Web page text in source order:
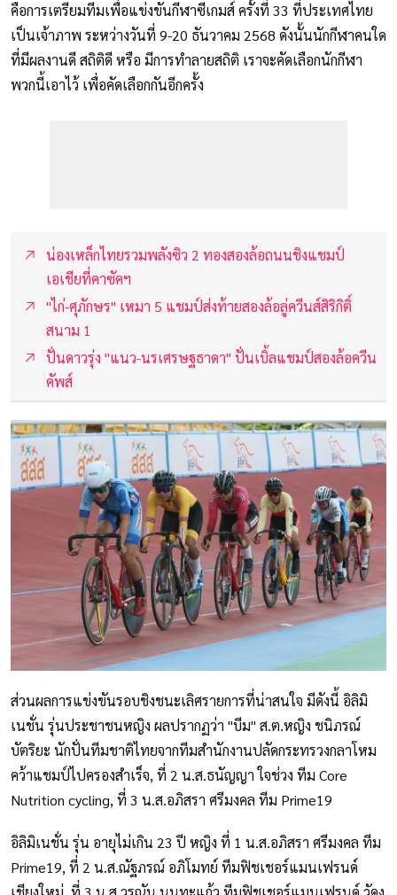
คือการเตรียมทีมเพื่อแข่งขันกีฬาซีเกมส์ ครั้งที่ 33 ที่ประเทศไทย
เป็นเจ้าภาพ ระหว่างวันที่ 9-20 ธันวาคม 2568 ดังนั้นนักกีฬาคนใด
ที่มีผลงานดี สถิติดี หรือ มีการทำลายสถิติ เราจะคัดเลือกนักกีฬา
พวกนี้เอาไว้ เพื่อคัดเลือกกันอีกครั้ง
น่องเหล็กไทยรวมพลังซิว 2 ทองสองล้อถนนชิงแชมป์
เอเชียที่คาซัคฯ
"ไก่-ศุภักษร" เหมา 5 แชมป์ส่งท้ายสองล้อลู่ควีนส์สิริกิติ์
สนาม 1
ปั่นดาวรุ่ง "แนว-นรเศรษฐธาดา" ปั่นเบิ้ลแชมป์สองล้อควีน
คัพส์
ส่วนผลการแข่งขันรอบชิงชนะเลิศรายการที่น่าสนใจ มีดังนี้ อิลิมิ
เนชั่น รุ่นประชาชนหญิง ผลปรากฏว่า "บีม" ส.ต.หญิง ชนิภรณ์
บัตริยะ นักปั่นทีมชาติไทยจากทีมสำนักงานปลัดกระทรวงกลาโหม
คว้าแชมป์ไปครองสำเร็จ, ที่ 2 น.ส.ธนัญญา ใจช่วง ทีม Core
Nutrition cycling, ที่ 3 น.ส.อภิสรา ศรีมงคล ทีม Prime19
อิลิมิเนชั่น รุ่น อายุไม่เกิน 23 ปี หญิง ที่ 1 น.ส.อภิสรา ศรีมงคล ทีม
Prime19, ที่ 2 น.ส.ณัฐภรณ์ อภิโมทย์ ทีมฟิชเชอร์แมนเฟรนด์